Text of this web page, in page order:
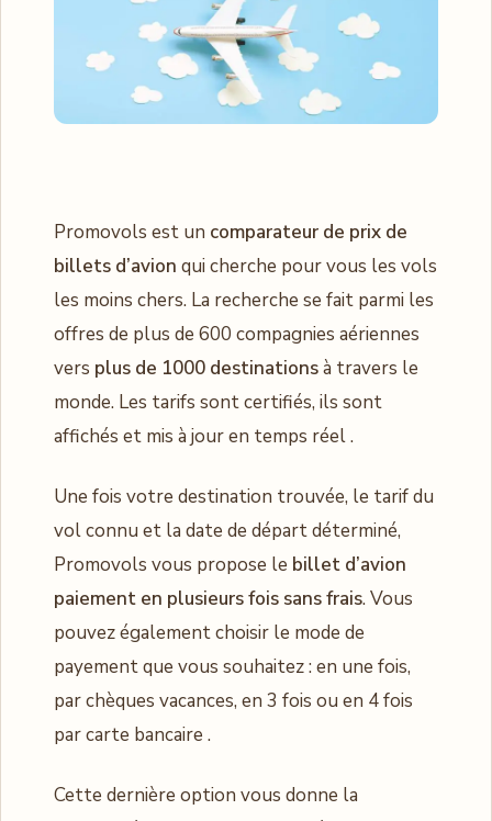
Promovols est un comparateur de prix de
billets d’avion qui cherche pour vous les vols
les moins chers. La recherche se fait parmi les
offres de plus de 600 compagnies aériennes
vers plus de 1000 destinationsà travers le
monde. Les tarifs sont certifiés, ils sont
affichés et mis à jour en temps réel .
Une fois votre destination trouvée, le tarif du
vol connu et la date de départ déterminé,
Promovols vous propose le billet d’avion
paiement en plusieurs fois sans frais. Vous
pouvez également choisir le mode de
payement que vous souhaitez : en une fois,
par chèques vacances, en 3 fois ou en 4 fois
par carte bancaire .
Cette dernière option vous donne la